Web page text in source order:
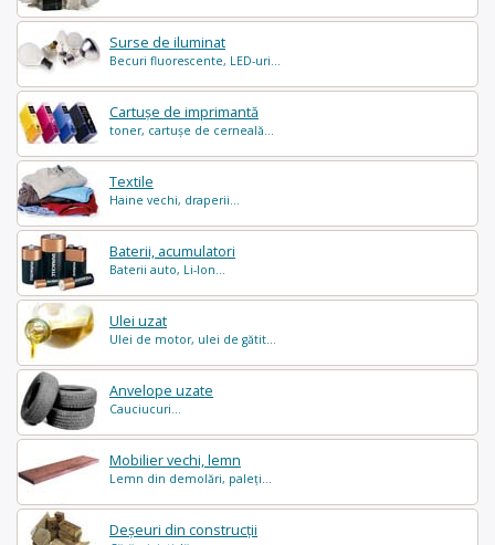
Surse de iluminat
Becuri fluorescente, LED-uri...
Cartușe de imprimantă
toner, cartușe de cerneală...
Textile
Haine vechi, draperii...
Baterii, acumulatori
Baterii auto, Li-Ion...
Ulei uzat
Ulei de motor, ulei de gătit...
Anvelope uzate
Cauciucuri...
Mobilier vechi, lemn
Lemn din demolări, paleți...
Deșeuri din construcții